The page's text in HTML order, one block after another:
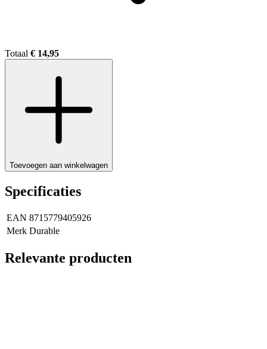
Totaal € 14,95
Toevoegen aan winkelwagen
Specificaties
EAN 8715779405926
Merk Durable
Relevante producten